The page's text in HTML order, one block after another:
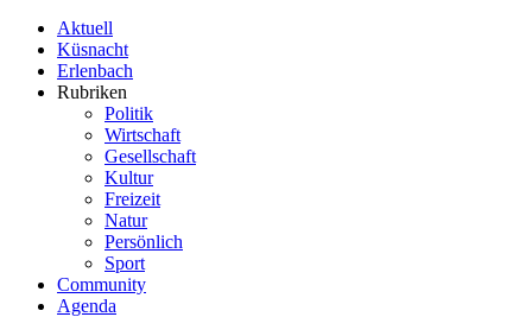
Aktuell
Küsnacht
Erlenbach
Rubriken
Politik
Wirtschaft
Gesellschaft
Kultur
Freizeit
Natur
Persönlich
Sport
Community
Agenda